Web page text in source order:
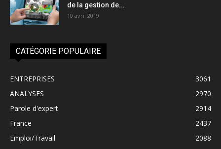
de la gestion de...
10 avril 2019
CATÉGORIE POPULAIRE
ENTREPRISES
3061
ANALYSES
2970
Parole d'expert
2914
France
2437
Emploi/Travail
2088